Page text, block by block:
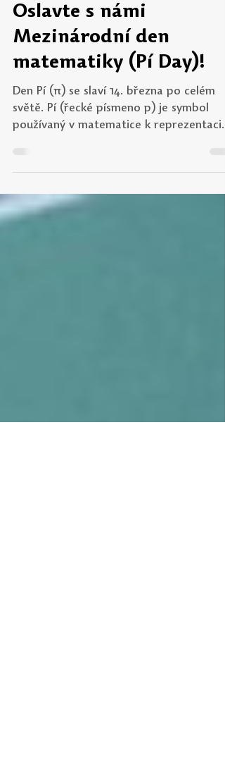
Učitel21
14. 3. 2025
Minut čtení: 3
Oslavte s námi
Mezinárodní den
matematiky (Pí Day)!
světě. Pí (řecké písmeno p) je symbol
konstanty – poměru...